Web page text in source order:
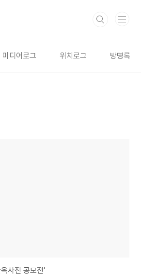
미디어로그 위치로그 방명록
사진 공모전’